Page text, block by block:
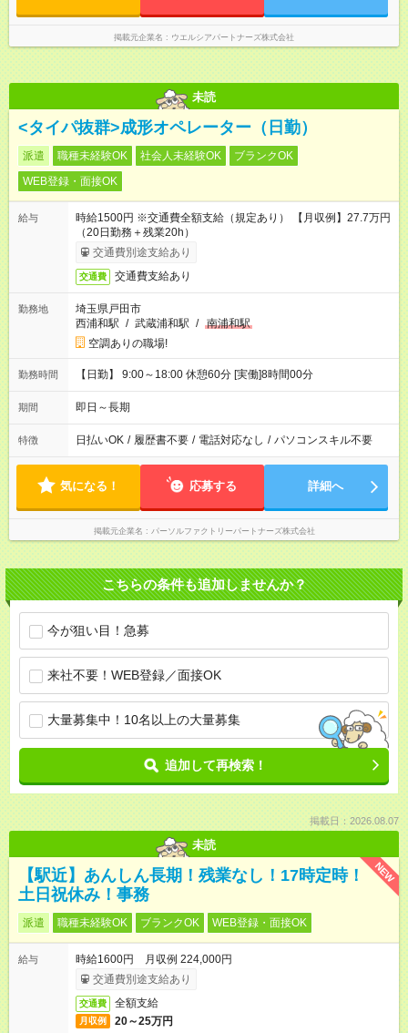
掲載元企業名 ウエルシアパートナーズ株式会社
未読
<タイパ抜群>成形オペレーター（日勤）
派遣 職種未経験OK 社会人未経験OK
ブランクOK
WEB登録・面接OK
給与
時給1500円 ※交通費全額支給（規定あり） 【月収例】27.7万円
（20日勤務＋残業20h）
交通費別途支給あり
交通費 交通費支給あり
勤務地
埼玉県戸田市
西浦和駅 / 武蔵浦和駅 / 南浦和駅
空調ありの職場!
勤務時間 【日勤】 9:00～18:00 休憩60分 [実働]8時間00分
期間 即日～長期
特徴 日払いOK / 履歴書不要 / 電話対応なし / パソコンスキル不要
気になる！ 応募する 詳細へ
掲載元企業名 パーソルファクトリーパートナーズ株式会社
こちらの条件も追加しませんか？
今が狙い目！急募
来社不要！WEB登録／面接OK
大量募集中！10名以上の大量募集
追加して再検索！
掲載日：2026.08.07
未読
NEW
【駅近】あんしん長期！残業なし！17時定時！
土日祝休み！事務
派遣 職種未経験OK ブランクOK WEB登録・面接OK
給与
時給1600円 月収例 224,000円
交通費別途支給あり
交通費 全額支給
月収例 20～25万円